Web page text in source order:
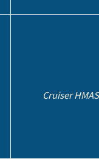
Cruiser